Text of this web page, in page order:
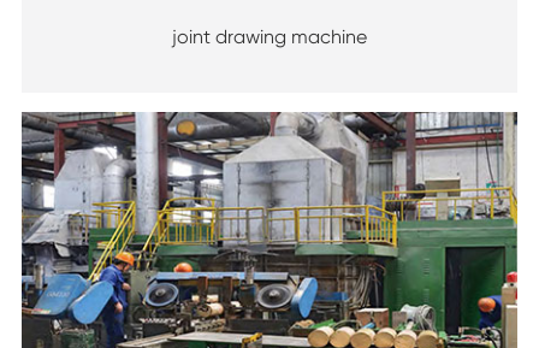
joint drawing machine